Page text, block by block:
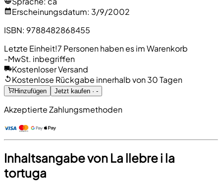
Erscheinungsdatum: 3/9/2002
ISBN: 9788482868455
Letzte Einheit!7 Personen haben es im Warenkorb
-MwSt. inbegriffen
Kostenloser Versand
Kostenlose Rückgabe innerhalb von 30 Tagen
Hinzufügen Jetzt kaufen · -
Akzeptierte Zahlungsmethoden
Inhaltsangabe von La llebre i la
tortuga